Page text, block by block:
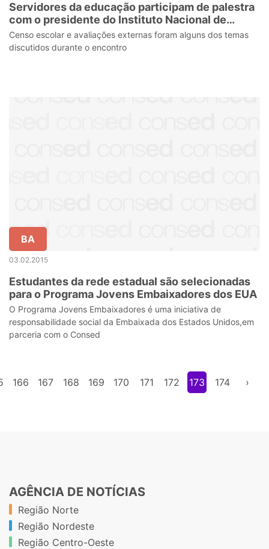
Servidores da educação participam de palestra
com o presidente do Instituto Nacional de
Estudos e Pesquisas Educacionais Anísio
Teixeira
Censo escolar e avaliações externas foram alguns dos temas
discutidos durante o encontro
BA
03.02.2015
Estudantes da rede estadual são selecionadas
para o Programa Jovens Embaixadores dos EUA
O Programa Jovens Embaixadores é uma iniciativa de
responsabilidade social da Embaixada dos Estados Unidos,em
parceria com o Consed
166 167 168 169 170 171 172 173 174 ›
AGÊNCIA DE NOTÍCIAS
Região Norte
Região Nordeste
Região Centro-Oeste